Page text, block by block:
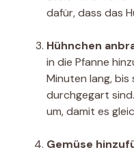
dafür, dass das
Hühnchen
in die Pfanne
Minuten lang,
durchgegart
um, damit es
Gemüse